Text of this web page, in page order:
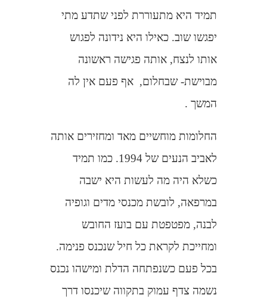
תמיד היא מתעוררת לפני שתדע מתי
יפגשו שוב. כאילו היא נידונה לפגוש
אותו לנצח, אותה פגישה ראשונה
מבוישת- שבחלום, אף פעם אין לה
המשך .
החלומות מוחשיים מאד ומחזירים אותה
לאביב הנעים של 1994. כמו תמיד
כשלא היה מה לעשות היא ישבה
במרפאה, לובשת מכנסי מדים וגופיה
לבנה, מפטפטת עם בועז החובש
ומחייכת לקראת כל חיל שנכנס פנימה.
בכל פעם כשנפתחה הדלת ומישהו נכנס
נשמה צדף עמוק בתקווה שיכנסו דרך